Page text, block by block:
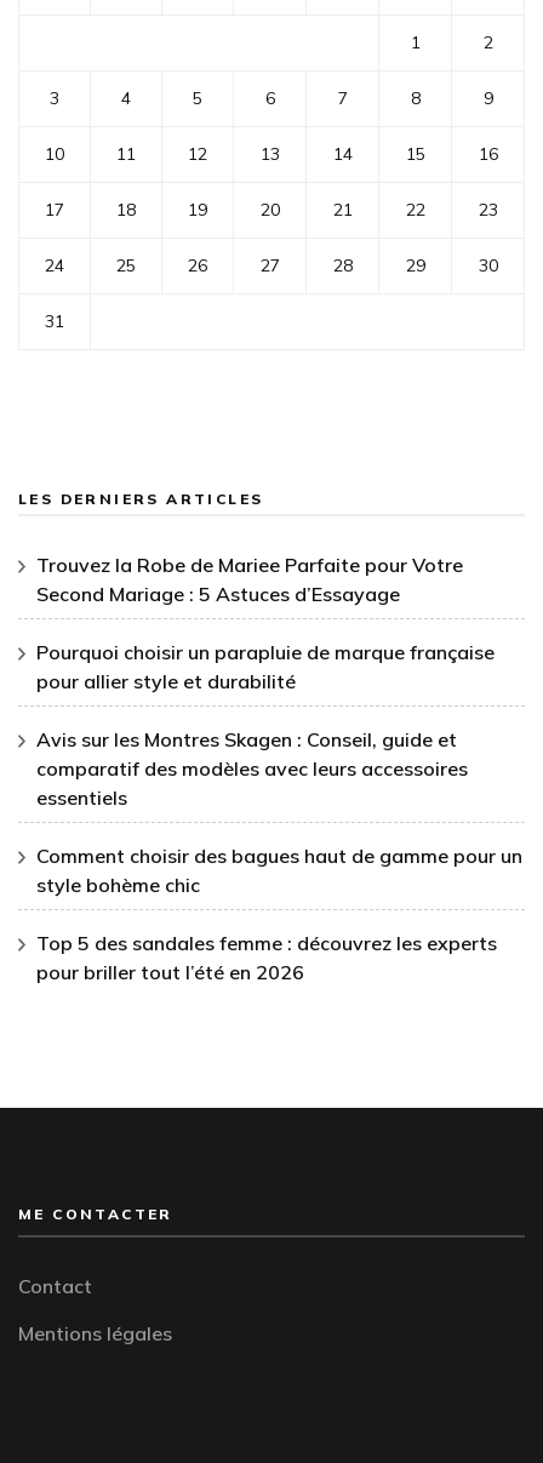
1 2
3 4 5 6 7 8 9
10 11 12 13 14 15 16
17 18 19 20 21 22 23
24 25 26 27 28 29 30
31
LES DERNIERS ARTICLES
Trouvez la Robe de Mariee Parfaite pour Votre
Second Mariage : 5 Astuces d’Essayage
Pourquoi choisir un parapluie de marque française
pour allier style et durabilité
Avis sur les Montres Skagen : Conseil, guide et
comparatif des modèles avec leurs accessoires
essentiels
Comment choisir des bagues haut de gamme pour un
style bohème chic
Top 5 des sandales femme : découvrez les experts
pour briller tout l’été en 2026
ME CONTACTER
Contact
Mentions légales